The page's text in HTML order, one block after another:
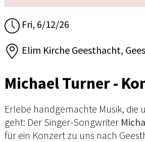
Fri, 6/12/26
Elim Kirche Geesthacht,
Michael Turner -
Erlebe handgemachte Musik, die
geht: Der Singer-Songwriter
für ein Konzert zu uns nach